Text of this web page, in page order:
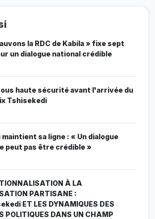
la RDC de Kabila » fixe sept
un dialogue national crédible
haute sécurité avant l'arrivée du
Tshisekedi
sa ligne : « Un dialogue
peut pas être crédible »
À LA
PARTISANE :
ET LES DYNAMIQUES DES
POLITIQUES DANS UN CHAMP